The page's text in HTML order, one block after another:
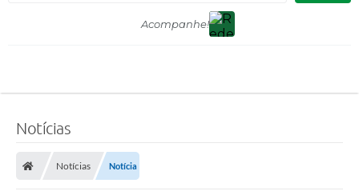
Notícias
Notícias Notícia